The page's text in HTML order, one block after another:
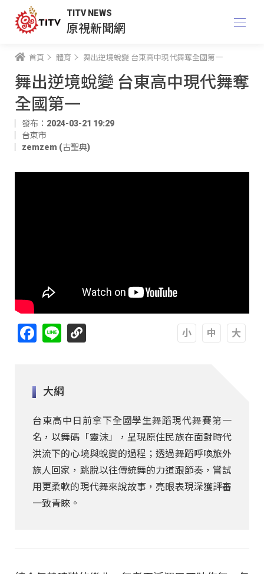
TITV NEWS
原視新聞網
首頁 體育 舞出逆境蛻變 台東高中現代舞奪全國第一
舞出逆境蛻變 台東高中現代舞奪
全國第一
發布：2024-03-21 19:29
台東市
zemzem (古聖典)
Facebook
Line
大綱
台東高中日前拿下全國學生舞蹈現代舞賽第一
名，以舞碼「靈沫」，呈現原住民族在面對時代
洪流下的心境與蛻變的過程；透過舞蹈呼喚旅外
族人回家，跳脫以往傳統舞的力道跟節奏，嘗試
用更柔軟的現代舞來說故事，亮眼表現深獲評審
一致青睞。